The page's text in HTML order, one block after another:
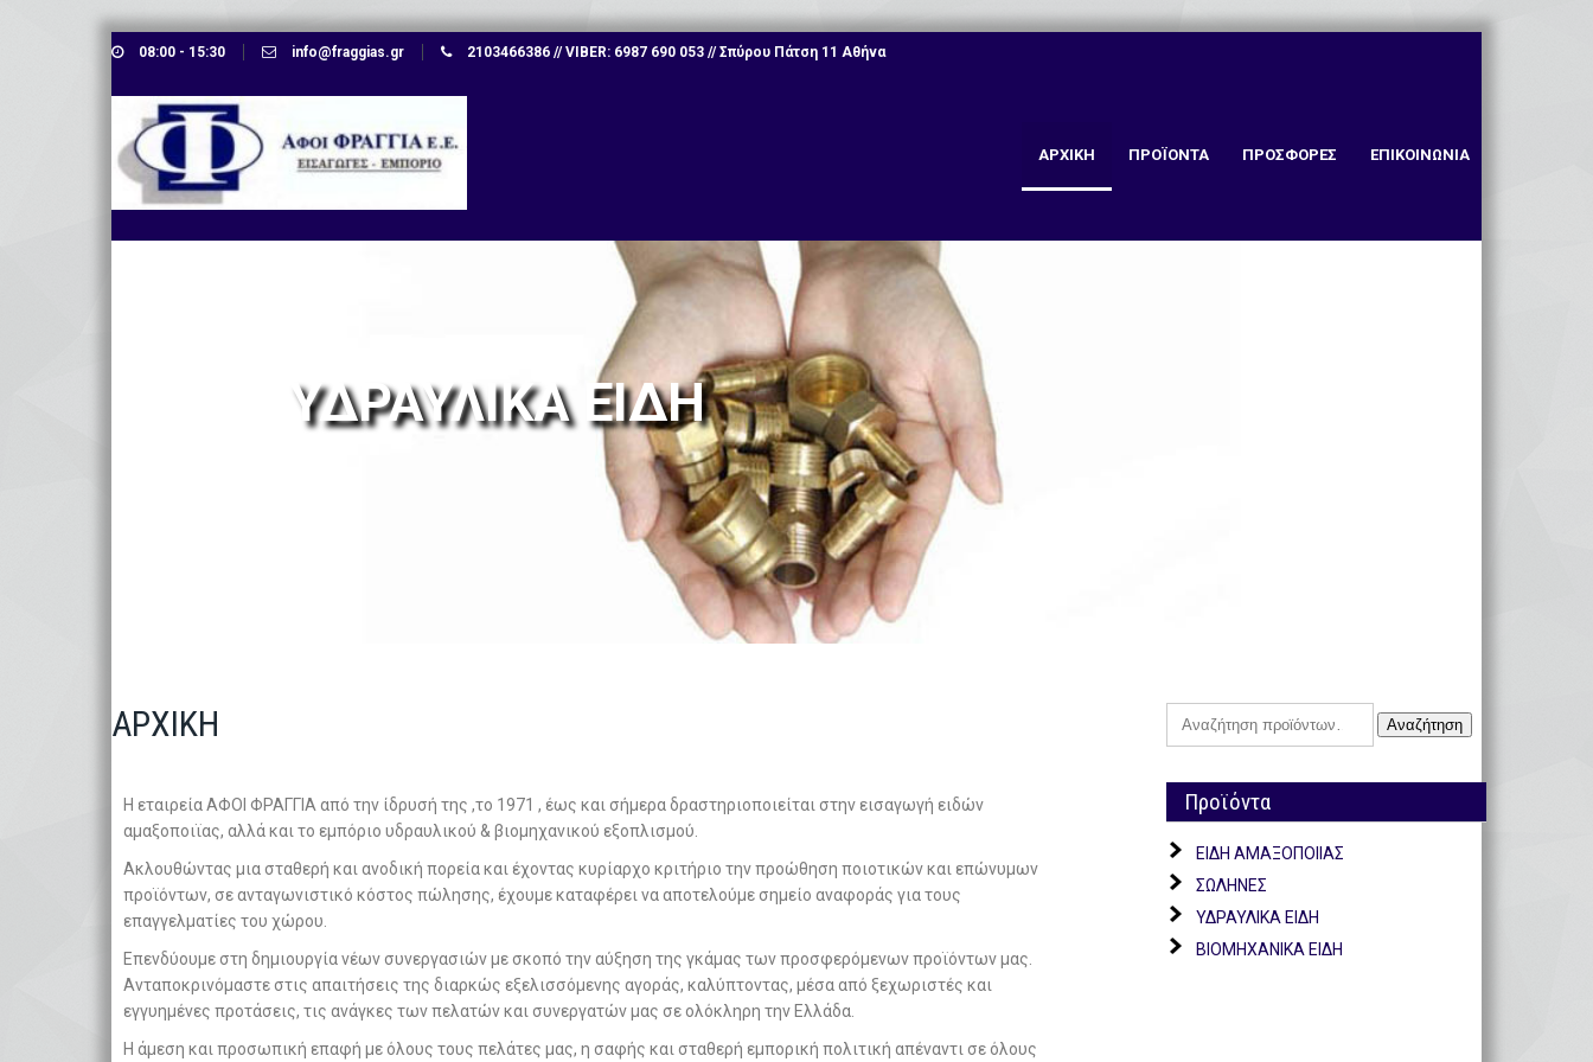
08:00 - 15:30 info@fraggias.gr 2103466386 // VIBER: 6987 690 053 // Σπύρου Πάτση 11 Αθήνα
ΑΡΧΙΚΗ ΠΡΟΪΟΝΤΑ ΠΡΟΣΦΟΡΕΣ ΕΠΙΚΟΙΝΩΝΙΑ
ΥΔΡΑΥΛΙΚΆ ΕΊΔΗ
ΑΡΧΙΚΗ
Η εταιρεία ΑΦΟΙ ΦΡΑΓΓΙΑ από την ίδρυσή της ,το 1971 , έως και σήμερα δραστηριοποιείται στην εισαγωγή ειδών
αμαξοποιϊας, αλλά και το εμπόριο υδραυλικού & βιομηχανικού εξοπλισμού.
Ακλουθώντας μια σταθερή και ανοδική πορεία και έχοντας κυρίαρχο κριτήριο την προώθηση ποιοτικών και επώνυμων
προϊόντων, σε ανταγωνιστικό κόστος πώλησης, έχουμε καταφέρει να αποτελούμε σημείο αναφοράς για τους
επαγγελματίες του χώρου.
Επενδύουμε στη δημιουργία νέων συνεργασιών με σκοπό την αύξηση της γκάμας των προσφερόμενων προϊόντων μας.
Ανταποκρινόμαστε στις απαιτήσεις της διαρκώς εξελισσόμενης αγοράς, καλύπτοντας, μέσα από ξεχωριστές και
εγγυημένες προτάσεις, τις ανάγκες των πελατών και συνεργατών μας σε ολόκληρη την Ελλάδα.
Η άμεση και προσωπική επαφή με όλους τους πελάτες μας, η σαφής και σταθερή εμπορική πολιτική απέναντι σε όλους
Αναζήτηση
Προϊόντα
ΕΙΔΗ ΑΜΑΞΟΠΟΙΙΑΣ
ΣΩΛΗΝΕΣ
ΥΔΡΑΥΛΙΚΑ ΕΙΔΗ
ΒΙΟΜΗΧΑΝΙΚΑ ΕΙΔΗ